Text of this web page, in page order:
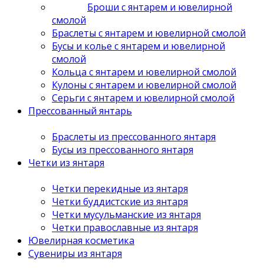
Броши с янтарем и ювелирной
смолой
Браслеты с янтарем и ювелирной смолой
Бусы и колье с янтарем и ювелирной
смолой
Кольца с янтарем и ювелирной смолой
Кулоны с янтарем и ювелирной смолой
Серьги с янтарем и ювелирной смолой
Прессованный янтарь
Браслеты из прессованного янтаря
Бусы из прессованного янтаря
Четки из янтаря
Четки перекидные из янтаря
Четки буддистские из янтаря
Четки мусульманские из янтаря
Четки православные из янтаря
Ювелирная косметика
Сувениры из янтаря